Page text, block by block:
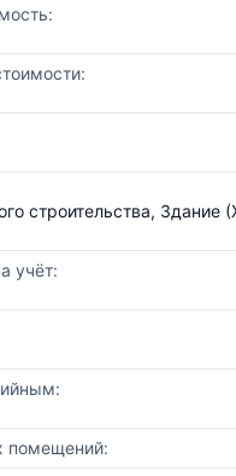
строительства, Здание
учёт:
помещений: